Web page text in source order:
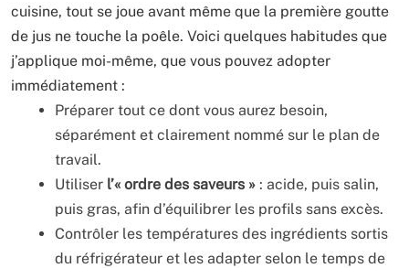
cuisine, tout se joue avant même que la première goutte
de jus ne touche la poêle. Voici quelques habitudes que
j’applique moi-même, que vous pouvez adopter
immédiatement :
Préparer tout ce dont vous aurez besoin,
séparément et clairement nommé sur le plan de
travail.
Utiliser l’« ordre des saveurs » : acide, puis salin,
puis gras, afin d’équilibrer les profils sans excès.
Contrôler les températures des ingrédients sortis
du réfrigérateur et les adapter selon le temps de